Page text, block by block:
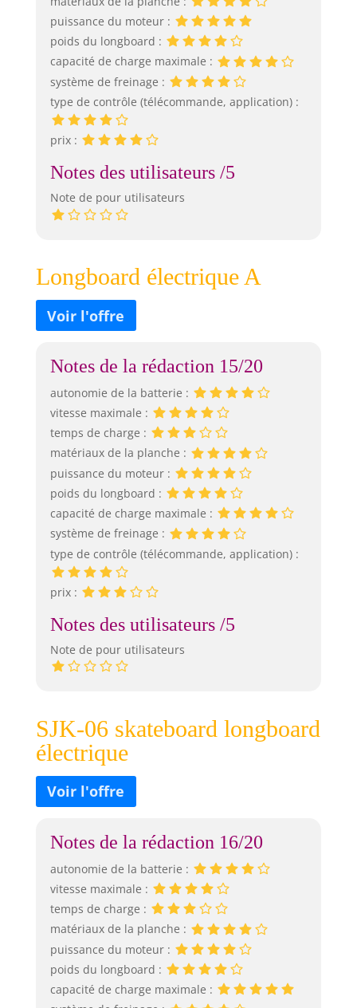
puissance du moteur :
poids du longboard :
capacité de charge maximale :
système de freinage :
type de contrôle (télécommande, application) :
prix :
Notes des utilisateurs /5
Note de pour utilisateurs
Longboard électrique A
Notes de la rédaction 15/20
autonomie de la batterie :
vitesse maximale :
temps de charge :
matériaux de la planche :
puissance du moteur :
poids du longboard :
capacité de charge maximale :
système de freinage :
type de contrôle (télécommande, application) :
prix :
Notes des utilisateurs /5
Note de pour utilisateurs
SJK-06 skateboard longboard
électrique
Notes de la rédaction 16/20
autonomie de la batterie :
vitesse maximale :
temps de charge :
matériaux de la planche :
puissance du moteur :
poids du longboard :
capacité de charge maximale :